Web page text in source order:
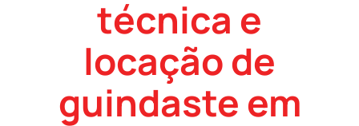
técnica e
locação de
guindaste em